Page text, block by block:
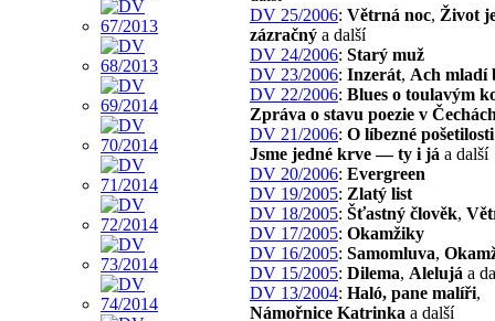
DV 25/2006: Větrná noc, Život
zázračný a další
DV 24/2006: Starý muž
DV 23/2006: Inzerát, Ach mladí
DV 22/2006: Blues o toulavým
Zpráva o stavu poezie v
DV 21/2006: O líbezné
Jsme jedné krve — ty i já a další
DV 20/2006: Evergreen
DV 19/2005: Zlatý list
DV 18/2005: Šťastný člověk,
DV 17/2005: Okamžiky
DV 16/2005: Samomluva,
DV 15/2005: Dilema, Alelujá a
DV 13/2004: Haló, pane malíři,
Námořnice Katrinka a další